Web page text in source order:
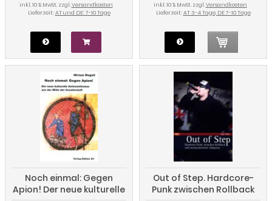
inkl. 10 % MwSt. zzgl.Versandkosten
Lieferzeit: AT und DE: 7-10 Tage
inkl. 10 % MwSt. zzgl.Versandkosten
Lieferzeit: AT 3-4 Tage, DE 7-10 Tage
Noch einmal: Gegen
Apion! Der neue kulturelle
Out of Step. Hardcore-
Punk zwischen Rollback